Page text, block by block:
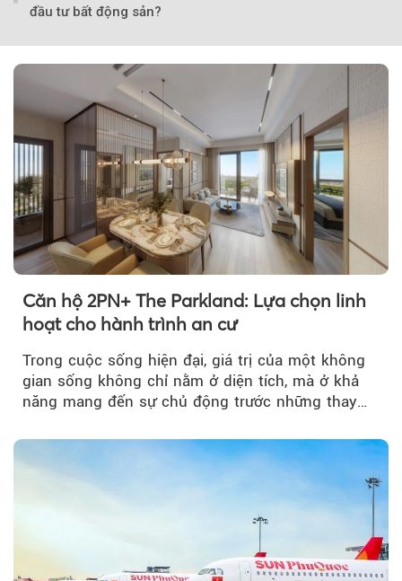
đầu tư bất động sản?
Căn hộ 2PN+ The Parkland: Lựa chọn linh
hoạt cho hành trình an cư
Trong cuộc sống hiện đại, giá trị của một không
gian sống không chỉ nằm ở diện tích, mà ở khả
năng mang đến sự chủ động trước những thay